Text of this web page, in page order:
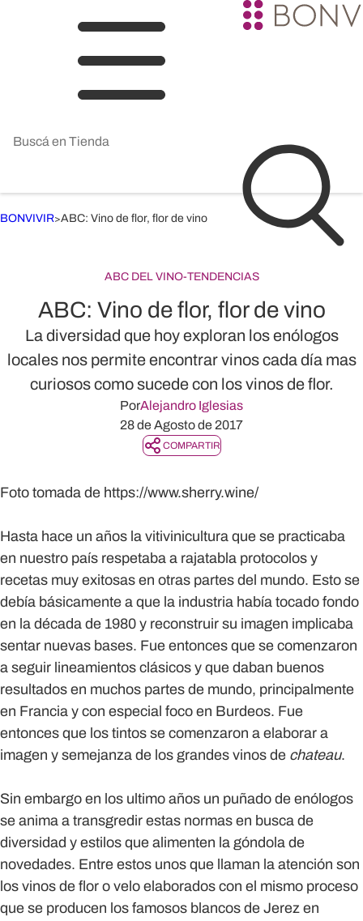
BONVIVIR>ABC: Vino de flor, flor de vino
ABC DEL VINO-TENDENCIAS
ABC: Vino de flor, flor de vino
La diversidad que hoy exploran los enólogos
locales nos permite encontrar vinos cada día mas
curiosos como sucede con los vinos de flor.
PorAlejandro Iglesias
28 de Agosto de 2017
COMPARTIR
Foto tomada de https://www.sherry.wine/
Hasta hace un años la vitivinicultura que se practicaba
en nuestro país respetaba a rajatabla protocolos y
recetas muy exitosas en otras partes del mundo. Esto se
debía básicamente a que la industria había tocado fondo
en la década de 1980 y reconstruir su imagen implicaba
sentar nuevas bases. Fue entonces que se comenzaron
a seguir lineamientos clásicos y que daban buenos
resultados en muchos partes de mundo, principalmente
en Francia y con especial foco en Burdeos. Fue
entonces que los tintos se comenzaron a elaborar a
imagen y semejanza de los grandes vinos de chateau.
Sin embargo en los ultimo años un puñado de enólogos
se anima a transgredir estas normas en busca de
diversidad y estilos que alimenten la góndola de
novedades. Entre estos unos que llaman la atención son
los vinos de flor o velo elaborados con el mismo proceso
que se producen los famosos blancos de Jerez en